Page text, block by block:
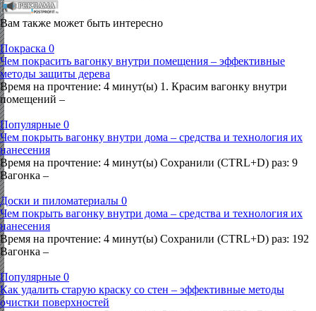
Вам также может быть интересно
Покраска 0
Чем покрасить вагонку внутри помещения – эффективные
методы защиты дерева
Время на прочтение: 4 минут(ы) 1. Красим вагонку внутри
помещений –
Популярные 0
Чем покрыть вагонку внутри дома – средства и технология их
нанесения
Время на прочтение: 4 минут(ы) Сохранили (CTRL+D) раз: 9
Вагонка –
Доски и пиломатериалы 0
Чем покрыть вагонку внутри дома – средства и технология их
нанесения
Время на прочтение: 4 минут(ы) Сохранили (CTRL+D) раз: 192
Вагонка –
Популярные 0
Как удалить старую краску со стен – эффективные методы
очистки поверхностей